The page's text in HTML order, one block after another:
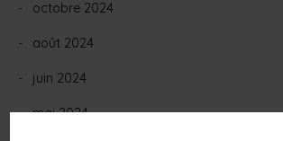
octobre 2024
août 2024
juin 2024
mai 2024